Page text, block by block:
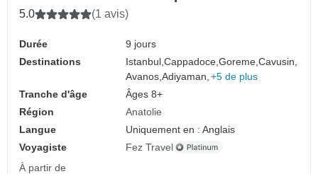
5.0 (1 avis)
Durée
9 jours
Destinations
Istanbul,Cappadoce,Goreme,Cavusin,
Avanos,Adiyaman, +5 de plus
Tranche d'âge
Âges 8+
Région
Anatolie
Langue
Uniquement en : Anglais
Voyagiste
Fez Travel
À partir de